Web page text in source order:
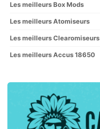
Les meilleurs Box Mods
Les meilleurs Atomiseurs
Les meilleurs Clearomiseurs
Les meilleurs Accus 18650